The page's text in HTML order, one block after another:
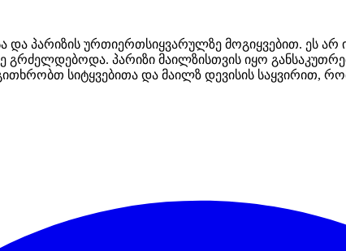
პარიზის ურთიერთსიყვარულზე მოგიყვებით. ეს
პარიზი მაილზისთვის იყო
სიტყვებითა და მაილზ დევისის საყვირით,